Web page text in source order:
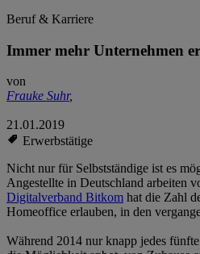
Beruf & Karriere
Immer mehr Unternehmen
von
Frauke Suhr,
21.01.2019
Erwerbstätige
Nicht nur für Selbstständige ist es
Angestellte in Deutschland arbeiten
Digitalverband Bitkom hat die Zahl
Homeoffice erlauben, in den
Während 2014 nur knapp jedes